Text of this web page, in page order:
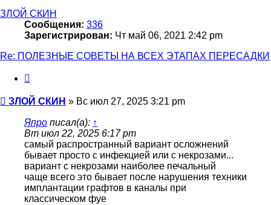
началу
ЗЛОЙ СКИН
Сообщения: 336
Зарегистрирован: Чт май 06, 2021 2:42 pm
Re: ПОЛЕЗНЫЕ СОВЕТЫ НА ВСЕХ ЭТАПАХ ПЕРЕСАДКИ
Сообщение
ЗЛОЙ СКИН » Вс июл 27, 2025 3:21 pm
Япро писал(а): ↑
Вт июл 22, 2025 6:17 pm
самый распространный вариант осложнений
бывает просто с инфекцией или с некрозами...
вариант с некрозами наиболее печальный
чаще всего это бывает после нарушения техники
имплантации графтов в каналы при
классическом фуе